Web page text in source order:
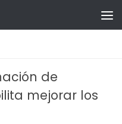
de
mejorar los